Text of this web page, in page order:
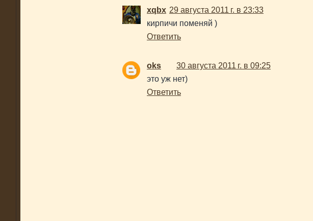
xqbx 29 августа 2011 г. в 23:33
кирпичи поменяй )
Ответить
oks
30 августа 2011 г. в 09:25
это уж нет)
Ответить